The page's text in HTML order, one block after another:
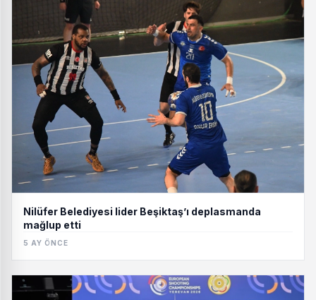
Nilüfer Belediyesi lider Beşiktaş’ı deplasmanda
mağlup etti
5 AY ÖNCE